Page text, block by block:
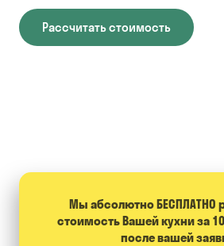
Рассчитать стоимость
Мы абсолютно БЕСПЛАТНО
стоимость Вашей кухни за
после вашей